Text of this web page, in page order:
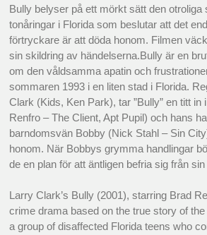
Bully belyser på ett mörkt sätt den
tonåringar i Florida som beslutar att det
förtryckare är att döda honom. Filmen
sin skildring av händelserna.Bully är en
om den våldsamma apatin och
sommaren 1993 i en liten stad i Florida.
Clark (Kids, Ken Park), tar ”Bully” en titt
Renfro – The Client, Apt Pupil) och hans
barndomsvän Bobby (Nick Stahl – Sin
honom. När Bobbys grymma handlingar
de en plan för att äntligen befria sig från
Larry Clark’s Bully (2001), starring Brad
crime drama based on the true story of
a group of disaffected Florida teens who